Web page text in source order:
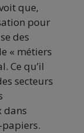
que,
pour
des
« métiers
Ce qu’il
secteurs
dans